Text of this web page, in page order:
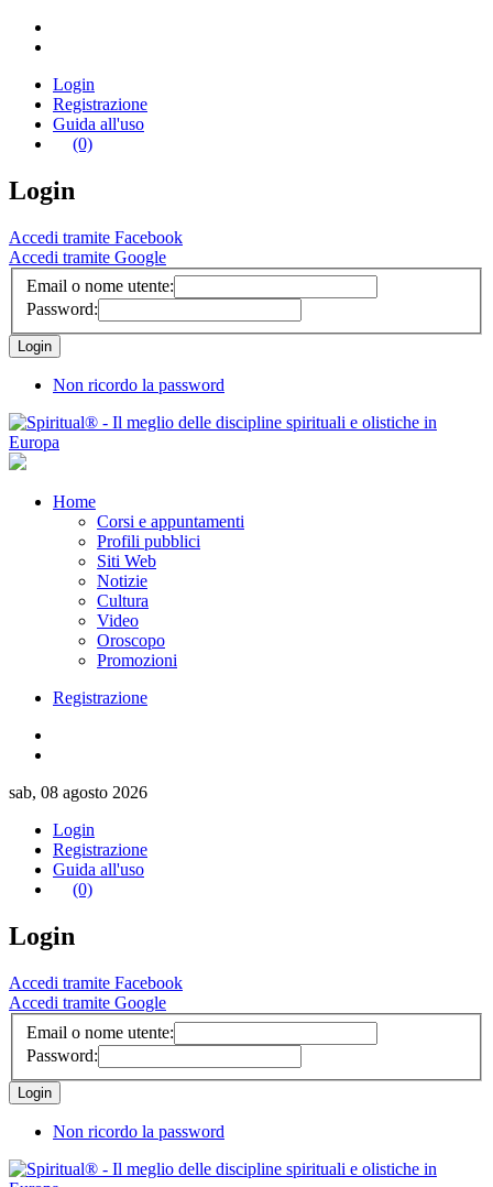
Login
Registrazione
Guida all'uso
(0)
Login
Accedi tramite Facebook
Accedi tramite Google
Email o nome utente:
Password:
Non ricordo la password
Home
Corsi e appuntamenti
Profili pubblici
Siti Web
Notizie
Cultura
Video
Oroscopo
Promozioni
Registrazione
sab, 08 agosto 2026
Login
Registrazione
Guida all'uso
(0)
Login
Accedi tramite Facebook
Accedi tramite Google
Email o nome utente:
Password:
Non ricordo la password